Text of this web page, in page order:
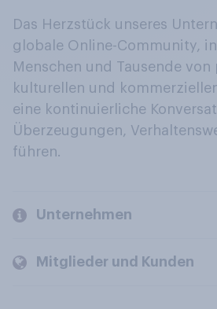
Das Herzstück unseres
globale Online-Community,
Menschen und Tausende
kulturellen und
eine kontinuierliche
Überzeugungen,
führen.
Unternehmen
Mitglieder und Kunden